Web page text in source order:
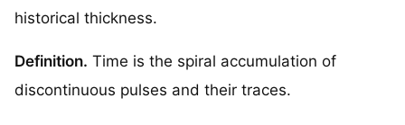
historical thickness.
Definition. Time is the spiral accumulation of
discontinuous pulses and their traces.